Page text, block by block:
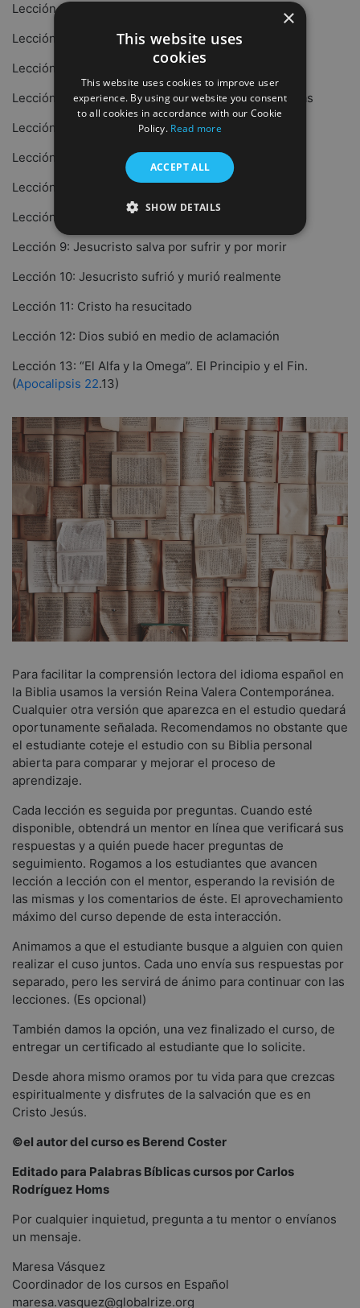
Lección 1: ¿Quién nos salvará?
Lección 2: Jesucristo es el Salvador
Lección 3: ¿Cómo se recibe la salvación?
Lección 4: En el ser del único Dios hay tres personas
Lección 5: El Padre es nuestro Creador
Lección 6: El creador es nuestro Padre
Lección 7: El Hijo de Dios es el Salvador
Lección 8: Dios se hizo hombre para salvar
Lección 9: Jesucristo salva por sufrir y por morir
Lección 10: Jesucristo sufrió y murió realmente
Lección 11: Cristo ha resucitado
Lección 12: Dios subió en medio de aclamación
Lección 13: “El Alfa y la Omega”. El Principio y el Fin.
(Apocalipsis 22.13)
Para facilitar la comprensión lectora del idioma español en
la Biblia usamos la versión Reina Valera Contemporánea.
Cualquier otra versión que aparezca en el estudio quedará
oportunamente señalada. Recomendamos no obstante que
el estudiante coteje el estudio con su Biblia personal
abierta para comparar y mejorar el proceso de
aprendizaje.
Cada lección es seguida por preguntas. Cuando esté
disponible, obtendrá un mentor en línea que verificará sus
respuestas y a quién puede hacer preguntas de
seguimiento. Rogamos a los estudiantes que avancen
lección a lección con el mentor, esperando la revisión de
las mismas y los comentarios de éste. El aprovechamiento
máximo del curso depende de esta interacción.
Animamos a que el estudiante busque a alguien con quien
realizar el cuso juntos. Cada uno envía sus respuestas por
separado, pero les servirá de ánimo para continuar con las
lecciones. (Es opcional)
También damos la opción, una vez finalizado el curso, de
entregar un certificado al estudiante que lo solicite.
Desde ahora mismo oramos por tu vida para que crezcas
espiritualmente y disfrutes de la salvación que es en
Cristo Jesús.
©el autor del curso es Berend Coster
Editado para Palabras Bíblicas cursos por Carlos
Rodríguez Homs
Por cualquier inquietud, pregunta a tu mentor o envíanos
un mensaje.
Maresa Vásquez
Coordinador de los cursos en Español
maresa.vasquez@globalrize.org
×
This website uses
cookies
This website uses cookies to improve user
experience. By using our website you consent
to all cookies in accordance with our Cookie
Policy. Read more
ACCEPT ALL
SHOW DETAILS